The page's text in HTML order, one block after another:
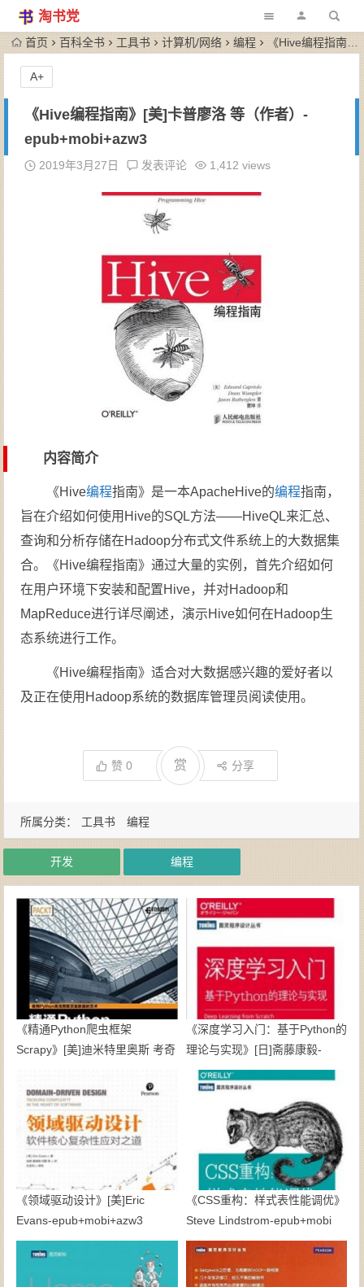
淘书党
首页 百科全书 工具书 计算机/网络 编程 《Hive编程指南》[美]卡普廖洛 等（作者）-epub+mobi+azw3
《Hive编程指南》[美]卡普廖洛 等（作者）-
epub+mobi+azw3
2019年3月27日 发表评论 1,412 views
内容简介
《Hive编程指南》是一本ApacheHive的编程指南，
旨在介绍如何使用Hive的SQL方法——HiveQL来汇总、
查询和分析存储在Hadoop分布式文件系统上的大数据集
合。《Hive编程指南》通过大量的实例，首先介绍如何
在用户环境下安装和配置Hive，并对Hadoop和
MapReduce进行详尽阐述，演示Hive如何在Hadoop生
态系统进行工作。
《Hive编程指南》适合对大数据感兴趣的爱好者以
及正在使用Hadoop系统的数据库管理员阅读使用。
赞0 赏 分享
A+
所属分类： 工具书 编程
开发 编程
《精通Python爬虫框架
Scrapy》[美]迪米特里奥斯 考奇
Loukas） 译者:李斌-
epub+mobi+azw3
《深度学习入门：基于Python的
理论与实现》[日]斋藤康毅-
epub+mobi+azw3
《领域驱动设计》[美]Eric
Evans-epub+mobi+azw3
《CSS重构：样式表性能调优》
Steve Lindstrom-epub+mobi